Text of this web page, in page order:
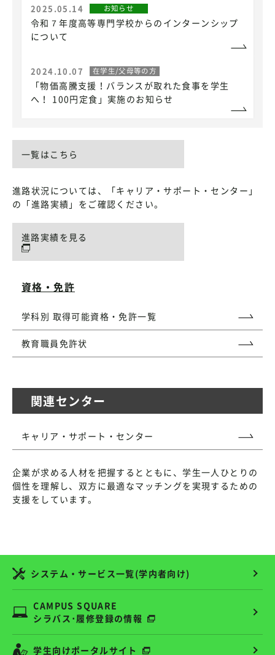
2025.05.14 お知らせ
令和７年度高等専門学校からのインターンシップ
について
2024.10.07 在学生/父母等の方
「物価高騰支援！バランスが取れた食事を学生
へ！ 100円定食」実施のお知らせ
一覧はこちら
進路状況については、「キャリア・サポート・センター」
の「進路実績」をご確認ください。
進路実績を見る
資格・免許
学科別 取得可能資格・免許一覧
教育職員免許状
関連センター
キャリア・サポート・センター
企業が求める人材を把握するとともに、学生一人ひとりの
個性を理解し、双方に最適なマッチングを実現するための
支援をしています。
システム・サービス一覧(学内者向け)
CAMPUS SQUARE
シラバス･履修登録の情報
学生向けポータルサイト